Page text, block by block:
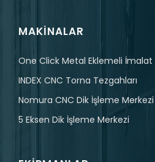
MAKINALAR
One Click Metal Eklemeli İmalat
INDEX CNC Torna Tezgahları
Nomura CNC Dik İşleme Merkezi
5 Eksen Dik İşleme Merkezi